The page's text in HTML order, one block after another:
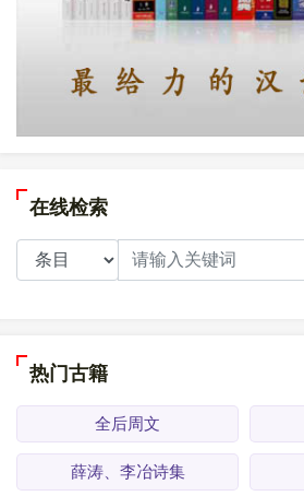
在线检索
热门古籍
全后周文
薛涛、李冶诗集